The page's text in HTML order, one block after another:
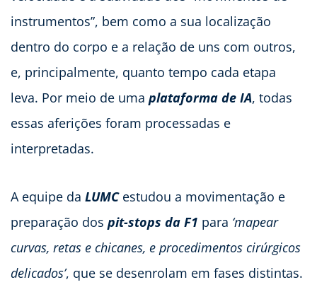
instrumentos”, bem como a sua localização
dentro do corpo e a relação de uns com outros,
e, principalmente, quanto tempo cada etapa
leva. Por meio de uma plataforma de IA, todas
essas aferições foram processadas e
interpretadas.
A equipe da LUMCestudou a movimentação e
preparação dos pit-stops da F1 para ‘mapear
curvas, retas e chicanes, e procedimentos cirúrgicos
delicados’, que se desenrolam em fases distintas.